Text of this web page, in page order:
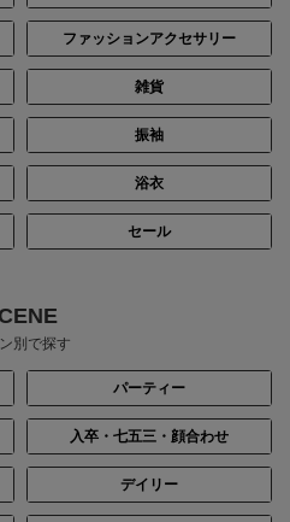
ファッションアクセサリー
雑貨
振袖
浴衣
セール
別で探す
パーティー
入卒・七五三・顔合わせ
デイリー